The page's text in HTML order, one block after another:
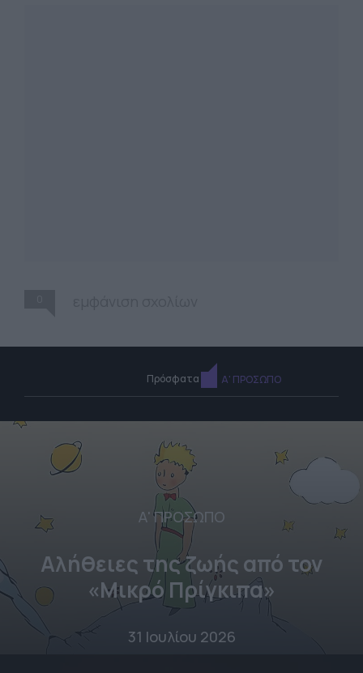
Πρόσφατα Α' ΠΡΟΣΩΠΟ
Α' ΠΡΟΣΩΠΟ
Αλήθειες της ζωής από τον
«Μικρό Πρίγκιπα»
31 Ιουλίου 2026